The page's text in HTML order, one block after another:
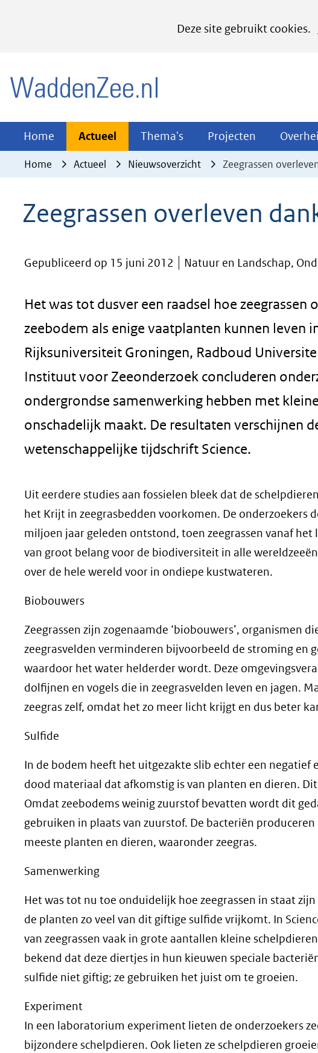
Deze site gebruikt cookies.
het
cookies
website
worden
Home Actueel Actueel
Uitklappen
Thema's Thema's
Uitklappen
Projecten Projecten
Uitklappen
Home Actueel Nieuwsoverzicht Zeegrassen
Zeegrassen overleven
Gepubliceerd op 15 juni 2012 Natuur en Landschap,
Het was tot dusver een raadsel hoe
zeebodem als enige vaatplanten kunnen leven
Rijksuniversiteit Groningen, Radboud
Instituut voor Zeeonderzoek concluderen
ondergrondse samenwerking hebben met
onschadelijk maakt. De resultaten verschijnen
wetenschappelijke tijdschrift Science.
Uit eerdere studies aan fossielen bleek dat de
het Krijt in zeegrasbedden voorkomen. De onderzoekers
miljoen jaar geleden ontstond, toen zeegrassen vanaf het
van groot belang voor de biodiversiteit in alle
over de hele wereld voor in ondiepe kustwateren.
Biobouwers
Zeegrassen zijn zogenaamde ‘biobouwers’, organismen
zeegrasvelden verminderen bijvoorbeeld de stroming en
waardoor het water helderder wordt. Deze
dolfijnen en vogels die in zeegrasvelden leven en jagen.
zeegras zelf, omdat het zo meer licht krijgt en dus beter
Sulfide
In de bodem heeft het uitgezakte slib echter een
dood materiaal dat afkomstig is van planten en dieren.
Omdat zeebodems weinig zuurstof bevatten wordt dit
gebruiken in plaats van zuurstof. De bacteriën
meeste planten en dieren, waaronder zeegras.
Samenwerking
Het was tot nu toe onduidelijk hoe zeegrassen in staat
de planten zo veel van dit giftige sulfide vrijkomt. In
van zeegrassen vaak in grote aantallen kleine
bekend dat deze diertjes in hun kieuwen speciale
sulfide niet giftig; ze gebruiken het juist om te groeien.
Experiment
In een laboratorium experiment lieten de onderzoekers
bijzondere schelpdieren. Ook lieten ze schelpdieren